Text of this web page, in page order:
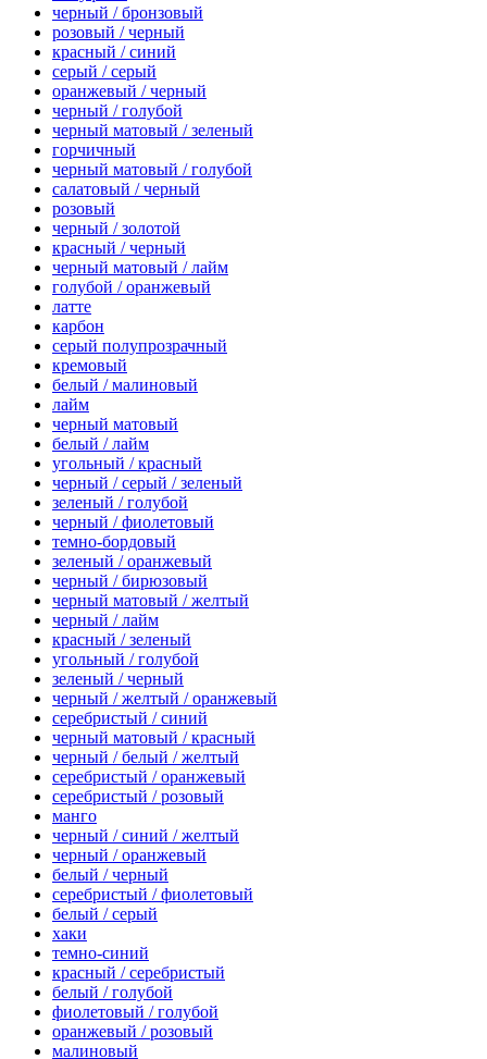
черный / бронзовый
розовый / черный
красный / синий
серый / серый
оранжевый / черный
черный / голубой
черный матовый / зеленый
горчичный
черный матовый / голубой
салатовый / черный
розовый
черный / золотой
красный / черный
черный матовый / лайм
голубой / оранжевый
латте
карбон
серый полупрозрачный
кремовый
белый / малиновый
лайм
черный матовый
белый / лайм
угольный / красный
черный / серый / зеленый
зеленый / голубой
черный / фиолетовый
темно-бордовый
зеленый / оранжевый
черный / бирюзовый
черный матовый / желтый
черный / лайм
красный / зеленый
угольный / голубой
зеленый / черный
черный / желтый / оранжевый
серебристый / синий
черный матовый / красный
черный / белый / желтый
серебристый / оранжевый
серебристый / розовый
манго
черный / синий / желтый
черный / оранжевый
белый / черный
серебристый / фиолетовый
белый / серый
хаки
темно-синий
красный / серебристый
белый / голубой
фиолетовый / голубой
оранжевый / розовый
малиновый